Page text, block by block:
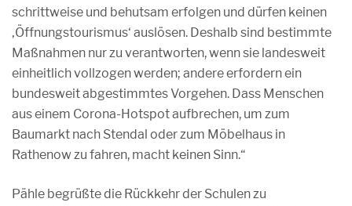
schrittweise und behutsam erfolgen und dürfen keinen
‚Öffnungstourismus‘ auslösen. Deshalb sind bestimmte
Maßnahmen nur zu verantworten, wenn sie landesweit
einheitlich vollzogen werden; andere erfordern ein
bundesweit abgestimmtes Vorgehen. Dass Menschen
aus einem Corona-Hotspot aufbrechen, um zum
Baumarkt nach Stendal oder zum Möbelhaus in
Rathenow zu fahren, macht keinen Sinn.“
Pähle begrüßte die Rückkehr der Schulen zu